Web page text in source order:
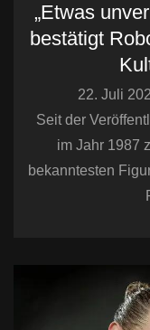
„Etwas
bestätigt
22. Juli
Seit der
im Jahr 1987
bekanntesten